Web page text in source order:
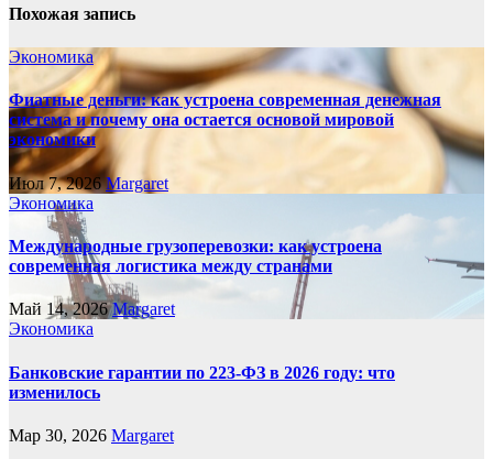
Похожая запись
Экономика
Фиатные деньги: как устроена современная денежная
система и почему она остается основой мировой
экономики
Июл 7, 2026Margaret
Экономика
Международные грузоперевозки: как устроена
современная логистика между странами
Май 14, 2026Margaret
Экономика
Банковские гарантии по 223-ФЗ в 2026 году: что
изменилось
Мар 30, 2026 Margaret